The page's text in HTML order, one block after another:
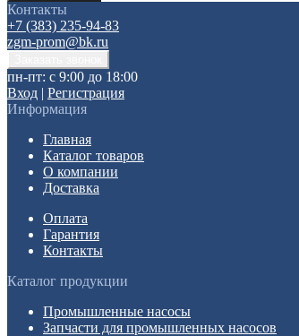
Контакты
+7 (383) 235-94-83
zgm-prom@bk.ru
пн-пт: с 9:00 до 18:00
Вход | Регистрация
Информация
Главная
Каталог товаров
О компании
Доставка
Оплата
Гарантия
Контакты
Каталог продукции
Промышленные насосы
Запчасти для промышленных насосов